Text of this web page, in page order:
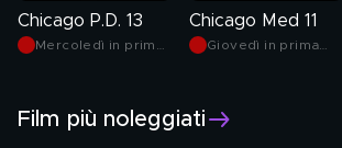
Chicago P.D. 13
Mercoledì in prima
Chicago Med 11
Giovedì in prima
Film più noleggiati